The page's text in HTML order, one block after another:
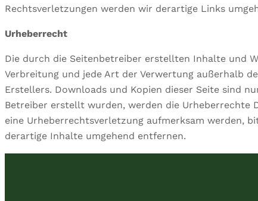
Rechtsverletzungen werden wir derartige Links
Urheberrecht
Die durch die Seitenbetreiber erstellten Inhalte und
Verbreitung und jede Art der Verwertung außerhalb
Erstellers. Downloads und Kopien dieser Seite sind
Betreiber erstellt wurden, werden die
eine Urheberrechtsverletzung aufmerksam werden,
derartige Inhalte umgehend entfernen.